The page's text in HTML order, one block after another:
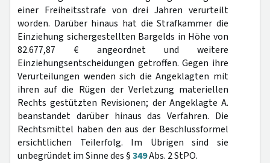
einer Freiheitsstrafe von drei Jahren verurteilt
worden. Darüber hinaus hat die Strafkammer die
Einziehung sichergestellten Bargelds in Höhe von
82.677,87 € angeordnet und weitere
Einziehungsentscheidungen getroffen. Gegen ihre
Verurteilungen wenden sich die Angeklagten mit
ihren auf die Rügen der Verletzung materiellen
Rechts gestützten Revisionen; der Angeklagte A.
beanstandet darüber hinaus das Verfahren. Die
Rechtsmittel haben den aus der Beschlussformel
ersichtlichen Teilerfolg. Im Übrigen sind sie
unbegründet im Sinne des §349Abs. 2 StPO.